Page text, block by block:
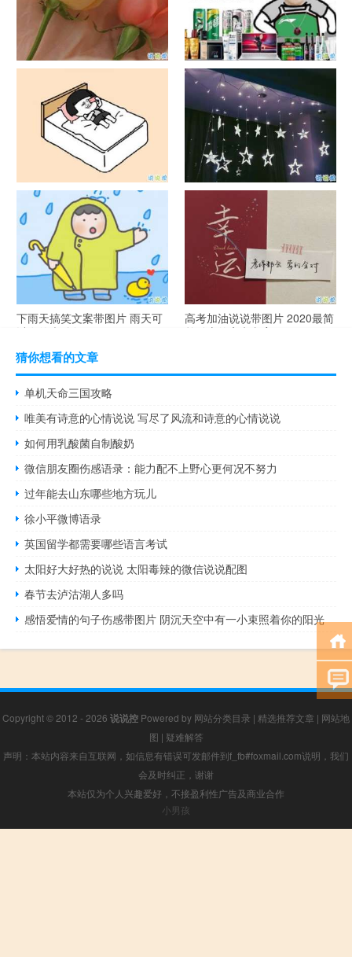
官宣恋爱的说说配图 官宣句子
抖音摆地摊文案 摆地摊的搞笑
说说带图片
谐音梗土味情话大全带图片 油
腻搞笑的土味情话
很酷的霸气句子带图片 最新霸
气说说高冷范
下雨天搞笑文案带图片 雨天可
以发的幽默句子
高考加油说说带图片 2020最简
单励志的高考文案
猜你想看的文章
单机天命三国攻略
唯美有诗意的心情说说 写尽了风流和诗意的心情说说
如何用乳酸菌自制酸奶
微信朋友圈伤感语录：能力配不上野心更何况不努力
过年能去山东哪些地方玩儿
徐小平微博语录
英国留学都需要哪些语言考试
太阳好大好热的说说 太阳毒辣的微信说说配图
春节去泸沽湖人多吗
感悟爱情的句子伤感带图片 阴沉天空中有一小束照着你的阳光
Copyright © 2012 - 2026 说说控 Powered by 网站分类目录 | 精选推荐文章 | 网站地
图 | 疑难解答
声明：本站内容来自互联网，如信息有错误可发邮件到f_fb#foxmail.com说明，我们
会及时纠正，谢谢
本站仅为个人兴趣爱好，不接盈利性广告及商业合作
小男孩